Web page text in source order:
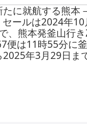
に就航する熊本
ールは2024年
、熊本発釜山行
便は11時55分に
年3月29日ま